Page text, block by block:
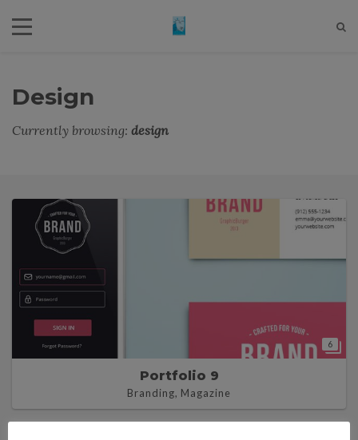
Design
Currently browsing: design
6
Portfolio 9
Branding, Magazine